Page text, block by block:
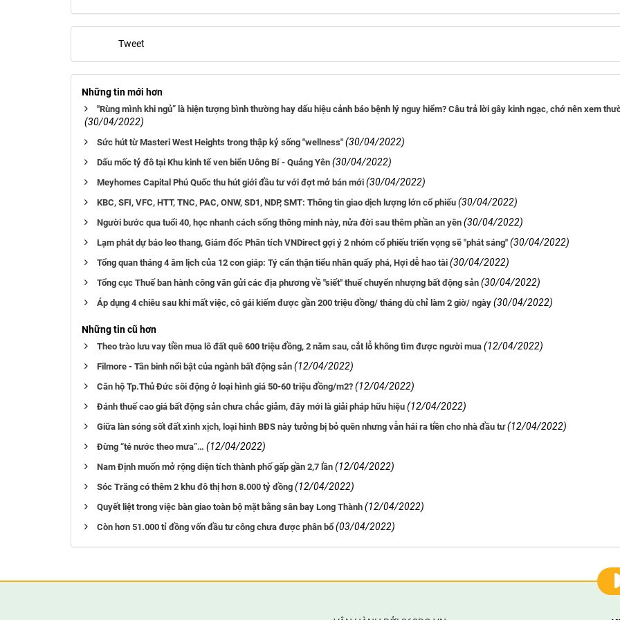
Tweet
Những tin mới hơn
"Rùng mình khi ngủ” là hiện tượng bình thường hay dấu hiệu cảnh báo bệnh lý nguy hiểm? Câu trả lời gây kinh ngạc, chớ nên xem
(30/04/2022)
Sức hút từ Masteri West Heights trong thập kỷ sống "wellness" (30/04/2022)
Dấu mốc tỷ đô tại Khu kinh tế ven biển Uông Bí - Quảng Yên (30/04/2022)
Meyhomes Capital Phú Quốc thu hút giới đầu tư với đợt mở bán mới (30/04/2022)
KBC, SFI, VFC, HTT, TNC, PAC, ONW, SD1, NDP, SMT: Thông tin giao dịch lượng lớn cổ phiếu (30/04/2022)
Người bước qua tuổi 40, học nhanh cách sống thông minh này, nửa đời sau thêm phần an yên (30/04/2022)
Lạm phát dự báo leo thang, Giám đốc Phân tích VNDirect gợi ý 2 nhóm cổ phiếu triển vọng sẽ "phát sáng" (30/04/2022)
Tổng quan tháng 4 âm lịch của 12 con giáp: Tý cẩn thận tiểu nhân quấy phá, Hợi dễ hao tài (30/04/2022)
Tổng cục Thuế ban hành công văn gửi các địa phương về "siết" thuế chuyển nhượng bất động sản (30/04/2022)
Áp dụng 4 chiêu sau khi mất việc, cô gái kiếm được gần 200 triệu đồng/ tháng dù chỉ làm 2 giờ/ ngày (30/04/2022)
Những tin cũ hơn
Theo trào lưu vay tiền mua lô đất quê 600 triệu đồng, 2 năm sau, cắt lỗ không tìm được người mua (12/04/2022)
Filmore - Tân binh nổi bật của ngành bất động sản (12/04/2022)
Căn hộ Tp.Thủ Đức sôi động ở loại hình giá 50-60 triệu đồng/m2? (12/04/2022)
Đánh thuế cao giá bất động sản chưa chắc giảm, đây mới là giải pháp hữu hiệu (12/04/2022)
Giữa làn sóng sốt đất xình xịch, loại hình BĐS này tưởng bị bỏ quên nhưng vẫn hái ra tiền cho nhà đầu tư (12/04/2022)
Đừng “té nước theo mưa”… (12/04/2022)
Nam Định muốn mở rộng diện tích thành phố gấp gần 2,7 lần (12/04/2022)
Sóc Trăng có thêm 2 khu đô thị hơn 8.000 tỷ đồng (12/04/2022)
Quyết liệt trong việc bàn giao toàn bộ mặt bằng sân bay Long Thành (12/04/2022)
Còn hơn 51.000 tỉ đồng vốn đầu tư công chưa được phân bổ (03/04/2022)